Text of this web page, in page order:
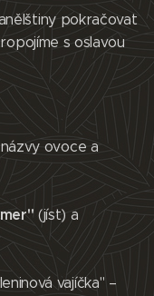
pokračovat
s oslavou
ovoce a
(jíst) a
vajíčka" –